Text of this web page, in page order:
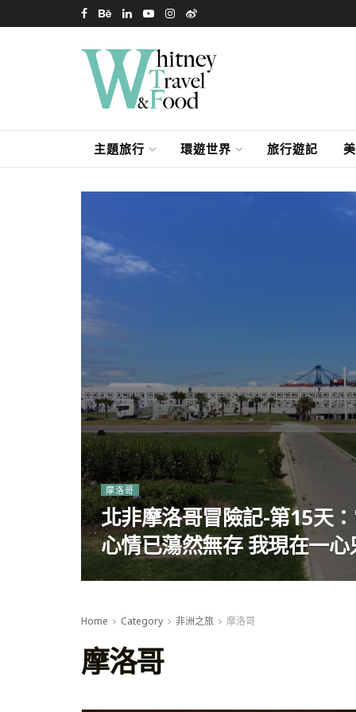
主題旅行 環遊世界 旅行遊記
摩洛哥
北非摩洛哥冒險記-第15天
心情已蕩然無存 我現在一
Home Category 非洲之旅 摩洛哥
摩洛哥